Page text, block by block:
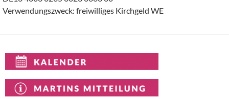
Verwendungszweck: freiwilliges Kirchgeld WE